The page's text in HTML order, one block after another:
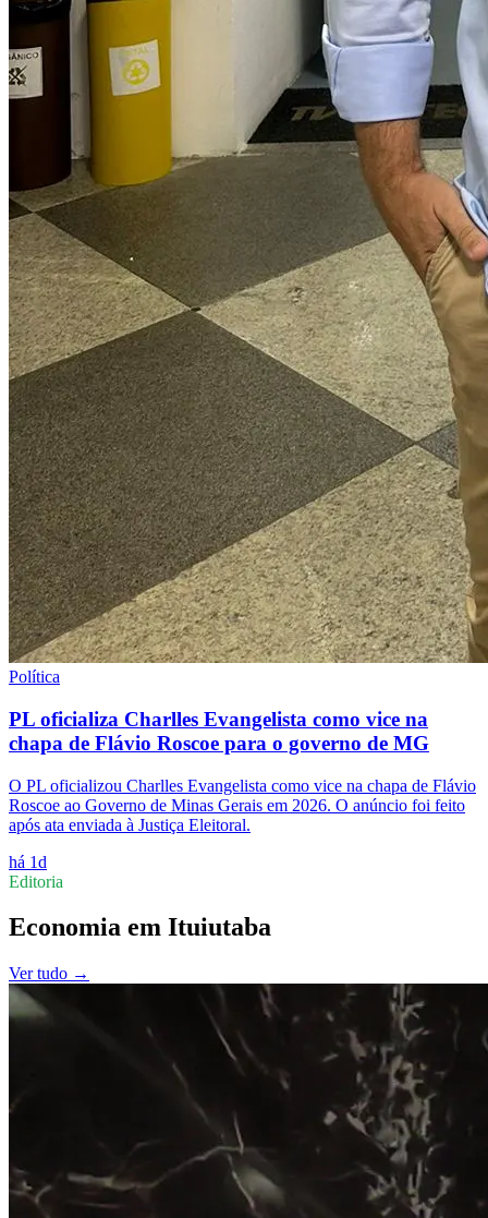
Política
PL oficializa Charlles Evangelista como vice na
chapa de Flávio Roscoe para o governo de MG
O PL oficializou Charlles Evangelista como vice na chapa de Flávio
Roscoe ao Governo de Minas Gerais em 2026. O anúncio foi feito
após ata enviada à Justiça Eleitoral.
há 1d
Editoria
Economia em Ituiutaba
Ver tudo →